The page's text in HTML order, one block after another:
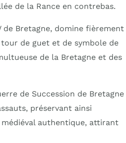
de la Rance en contrebas.
Bretagne, domine fièrement
de guet et de symbole de
de la Bretagne et des
de Succession de Bretagne
préservant ainsi
authentique, attirant